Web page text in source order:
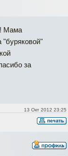
! Мама
"буряковой"
за
13 Окт 2012 23:25